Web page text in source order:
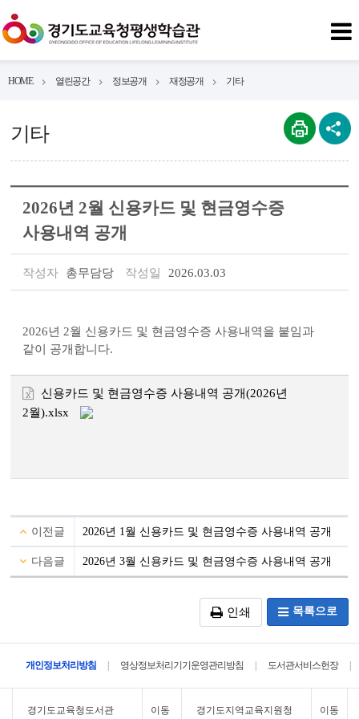
HOME 열린공간 정보공개 재정공개 기타
기타
2026년 2월 신용카드 및 현금영수증
사용내역 공개
작성자 총무담당 작성일 2026.03.03
2026년 2월 신용카드 및 현금영수증 사용내역을 붙임과
같이 공개합니다.
신용카드 및 현금영수증 사용내역 공개(2026년
2월).xlsx
이전글 2026년 1월 신용카드 및 현금영수증 사용내역 공개
다음글 2026년 3월 신용카드 및 현금영수증 사용내역 공개
인쇄 목록으로
개인정보처리방침 | 영상정보처리기기운영관리방침 | 도서관서비스헌장 |
경기도교육청도서관 이동 경기도지역교육지원청 이동